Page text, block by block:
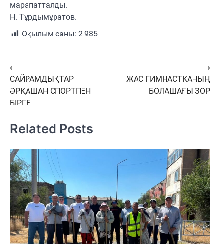
марапатталды.
Н. Тұрдымұратов.
Оқылым саны: 2 985
Навигация
по
записям
⟵
САЙРАМДЫҚТАР
ӘРҚАШАН СПОРТПЕН
БІРГЕ
ЖАС ГИМНАСТКАНЫҢ
БОЛАШАҒЫ ЗОР
⟶
Related Posts